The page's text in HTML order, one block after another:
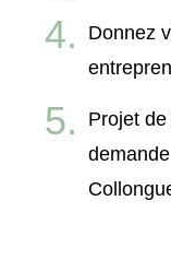
Donnez
Projet